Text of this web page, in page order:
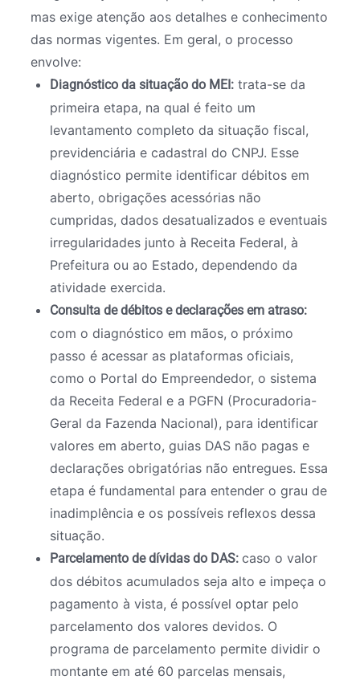
mas exige atenção aos detalhes e conhecimento
das normas vigentes. Em geral, o processo
envolve:
Diagnóstico da situação do MEI:trata-se da
primeira etapa, na qual é feito um
levantamento completo da situação fiscal,
previdenciária e cadastral do CNPJ. Esse
diagnóstico permite identificar débitos em
aberto, obrigações acessórias não
cumpridas, dados desatualizados e eventuais
irregularidades junto à Receita Federal, à
Prefeitura ou ao Estado, dependendo da
atividade exercida.
Consulta de débitos e declarações em atraso:
com o diagnóstico em mãos, o próximo
passo é acessar as plataformas oficiais,
como o Portal do Empreendedor, o sistema
da Receita Federal e a PGFN (Procuradoria-
Geral da Fazenda Nacional), para identificar
valores em aberto, guias DAS não pagas e
declarações obrigatórias não entregues. Essa
etapa é fundamental para entender o grau de
inadimplência e os possíveis reflexos dessa
situação.
Parcelamento de dívidas do DAS: caso o valor
dos débitos acumulados seja alto e impeça o
pagamento à vista, é possível optar pelo
parcelamento dos valores devidos. O
programa de parcelamento permite dividir o
montante em até 60 parcelas mensais,